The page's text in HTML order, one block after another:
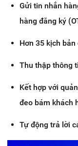
Gửi tin nhắn
hàng đăng ký
Hơn 35 kịch
Thu thập thông
Kết hợp với
đeo bám khách
Tự động trả lời